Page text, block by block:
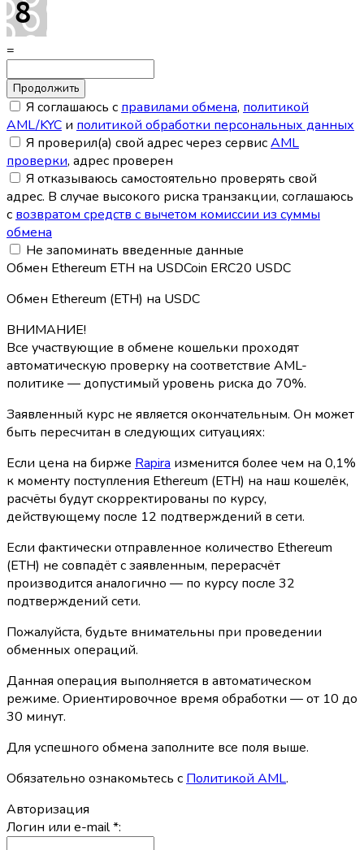
=
Я соглашаюсь с правилами обмена, политикой
AML/KYC и политикой обработки персональных данных
Я проверил(а) свой адрес через сервисAML
проверки, адрес проверен
Я отказываюсь самостоятельно проверять свой
адрес. В случае высокого риска транзакции, соглашаюсь
с возвратом средств с вычетом комиссии из суммы
обмена
Не запоминать введенные данные
Обмен Ethereum ETH на USDCoin ERC20 USDC
Обмен Ethereum (ETH) на USDC
ВНИМАНИЕ!
Все участвующие в обмене кошельки проходят
автоматическую проверку на соответствие AML-
политике — допустимый уровень риска до 70%.
Заявленный курс не является окончательным. Он может
быть пересчитан в следующих ситуациях:
Если цена на бирже Rapira изменится более чем на 0,1%
к моменту поступления Ethereum (ETH) на наш кошелёк,
расчёты будут скорректированы по курсу,
действующему после 12 подтверждений в сети.
Если фактически отправленное количество Ethereum
(ETH) не совпадёт с заявленным, перерасчёт
производится аналогично — по курсу после 32
подтверждений сети.
Пожалуйста, будьте внимательны при проведении
обменных операций.
Данная операция выполняется в автоматическом
режиме. Ориентировочное время обработки — от 10 до
30 минут.
Для успешного обмена заполните все поля выше.
Обязательно ознакомьтесь с Политикой AML.
Авторизация
Логин или e-mail*: